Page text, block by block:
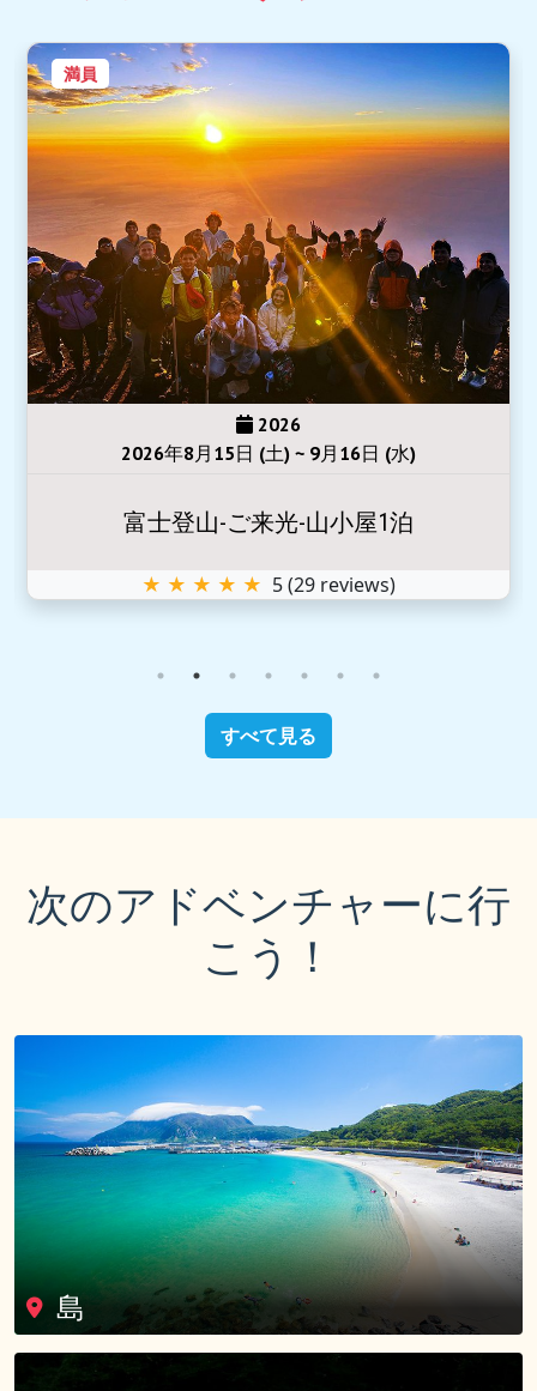
満員
2026
2026年8月15日 (土) ~ 9月16日 (水)
富士登山-ご来光-山小屋1泊
★ ★ ★ ★ ★ 5(29 reviews)
すべて見る
次のアドベンチャーに行
こう！
島